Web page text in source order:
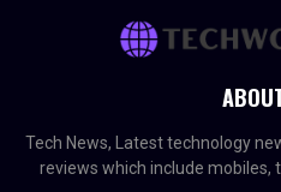
Tech News, Latest technology
reviews which include mobiles,